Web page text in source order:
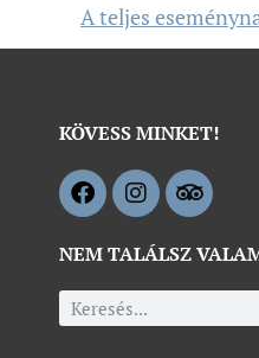
A teljes
KÖVESS MINKET!
NEM TALÁLSZ